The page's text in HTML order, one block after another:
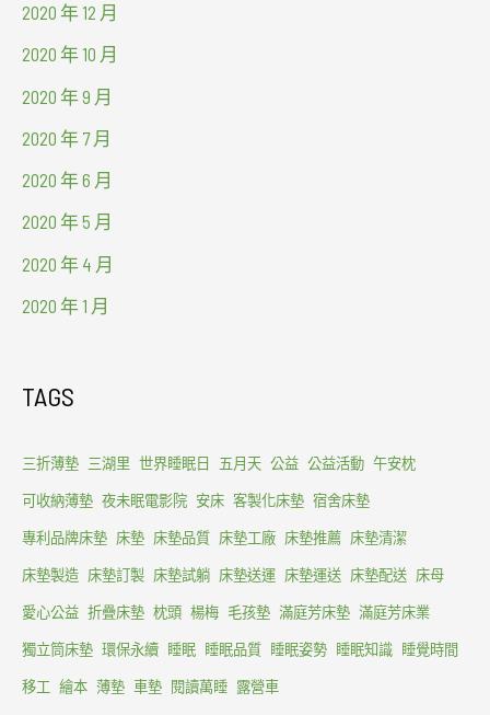
2020 年 12 月
2020 年 10 月
2020 年 9 月
2020 年 7 月
2020 年 6 月
2020 年 5 月
2020 年 4 月
2020 年 1 月
TAGS
三折薄墊 三湖里 世界睡眠日 五月天 公益 公益活動 午安枕
可收納薄墊 夜未眠電影院 安床 客製化床墊 宿舍床墊
專利品牌床墊 床墊 床墊品質 床墊工廠 床墊推薦 床墊清潔
床墊製造 床墊訂製 床墊試躺 床墊送運 床墊運送 床墊配送 床母
愛心公益 折疊床墊 枕頭 楊梅 毛孩墊 滿庭芳床墊 滿庭芳床業
獨立筒床墊 環保永續 睡眠 睡眠品質 睡眠姿勢 睡眠知識 睡覺時間
移工 繪本 薄墊 車墊 閱讀萬睡 露營車